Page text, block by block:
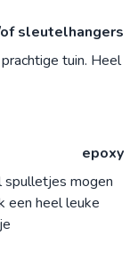
sleutelhangers
tuin. Heel
epoxy
spulletjes mogen
een heel leuke